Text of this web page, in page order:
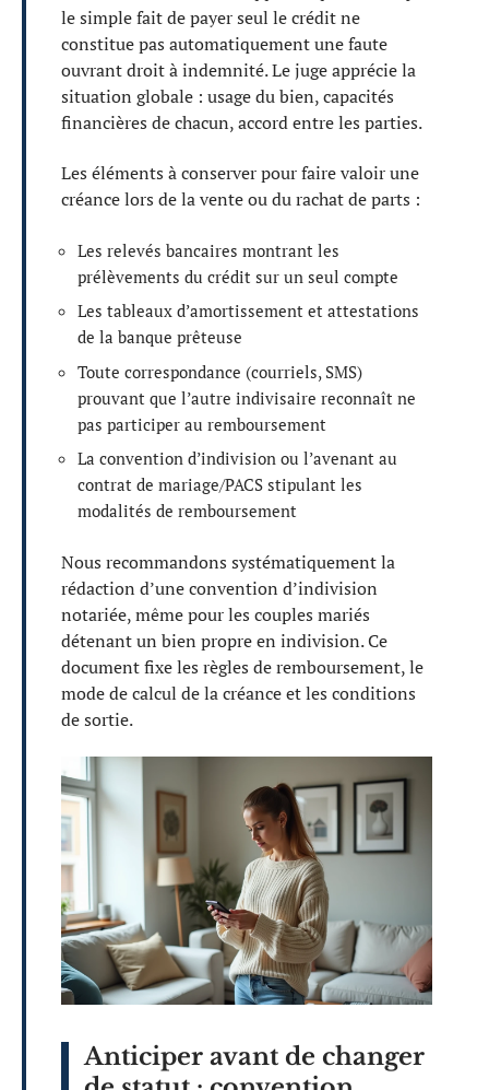
le simple fait de payer seul le crédit ne
constitue pas automatiquement une faute
ouvrant droit à indemnité. Le juge apprécie la
situation globale : usage du bien, capacités
financières de chacun, accord entre les parties.
Les éléments à conserver pour faire valoir une
créance lors de la vente ou du rachat de parts :
Les relevés bancaires montrant les
prélèvements du crédit sur un seul compte
Les tableaux d’amortissement et attestations
de la banque prêteuse
Toute correspondance (courriels, SMS)
prouvant que l’autre indivisaire reconnaît ne
pas participer au remboursement
La convention d’indivision ou l’avenant au
contrat de mariage/PACS stipulant les
modalités de remboursement
Nous recommandons systématiquement la
rédaction d’une convention d’indivision
notariée, même pour les couples mariés
détenant un bien propre en indivision. Ce
document fixe les règles de remboursement, le
mode de calcul de la créance et les conditions
de sortie.
Anticiper avant de changer